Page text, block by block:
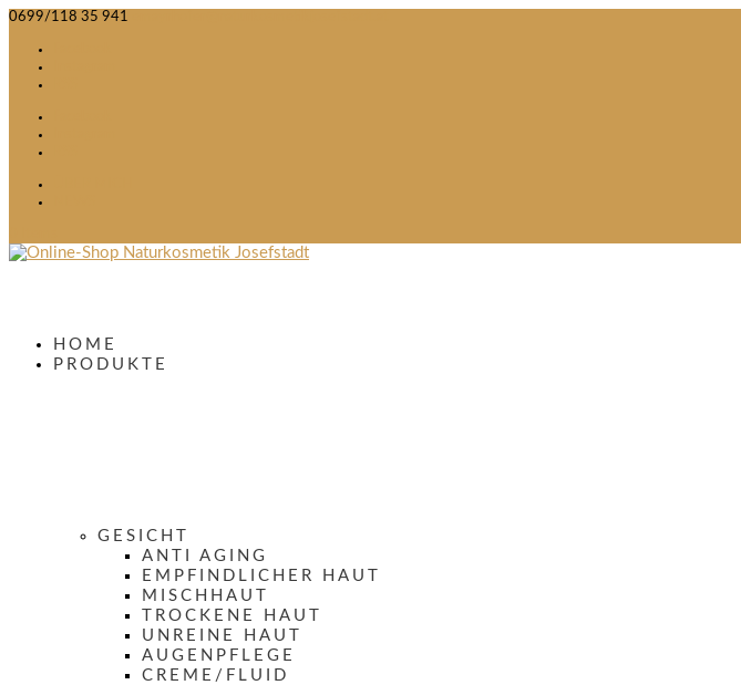
0699/118 35 941
HOME
PRODUKTE
GESICHT
ANTI AGING
EMPFINDLICHER HAUT
MISCHHAUT
TROCKENE HAUT
UNREINE HAUT
AUGENPFLEGE
CREME/FLUID